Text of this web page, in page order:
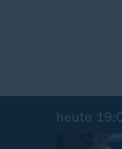
heute